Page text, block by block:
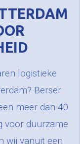
logistieke
Berser
meer dan 40
voor duurzame
wij vanuit een